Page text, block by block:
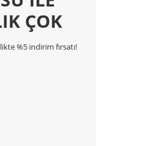
ÇOK
%5 indirim fırsatı!